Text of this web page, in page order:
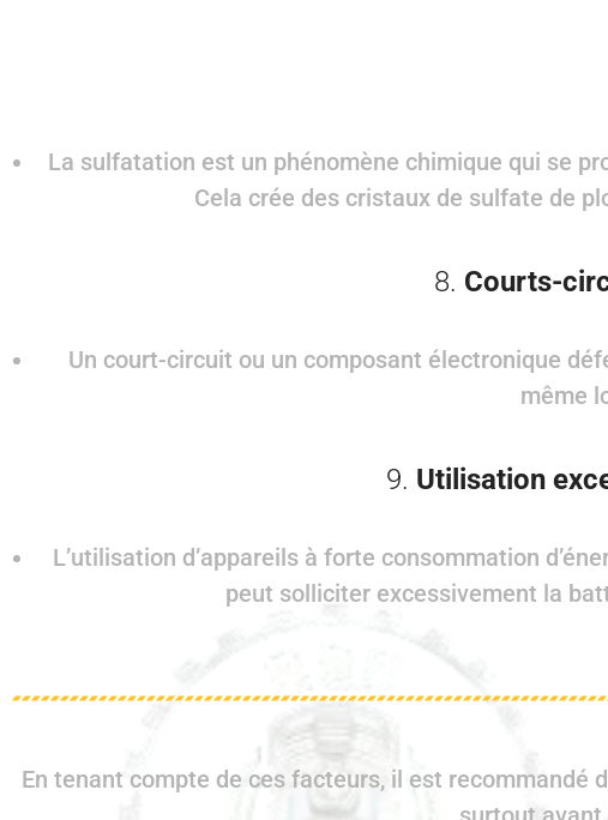
La sulfatation est un phénomène chimique qui se
Cela crée des cristaux de sulfate de
8. Courts-
Un court-circuit ou un composant électronique
même
9. Utilisation
L’utilisation d’appareils à forte consommation
peut solliciter excessivement la
En tenant compte de ces facteurs, il est recommandé